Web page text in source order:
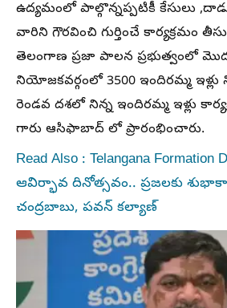
ఉద్యమంలో పాల్గొన్నప్పటికీ కేసులు
వారిని గౌరవించి గుర్తించే కార్యక్రమం
తెలంగాణ ప్రజా పాలన ప్రభుత్వంలో
నియోజకవర్గంలో 3500 ఇందిరమ్మ ఇళ్లు
రెండవ దశలో నిన్న ఇందిరమ్మ ఇళ్లు
గారు ఆసిఫాబాద్ లో ప్రారంభించారు.
Read Also : Telangana
ఆవిర్భావ దినోత్సవం.. ప్రజలకు
చంద్రబాబు, పవన్ కల్యాణ్